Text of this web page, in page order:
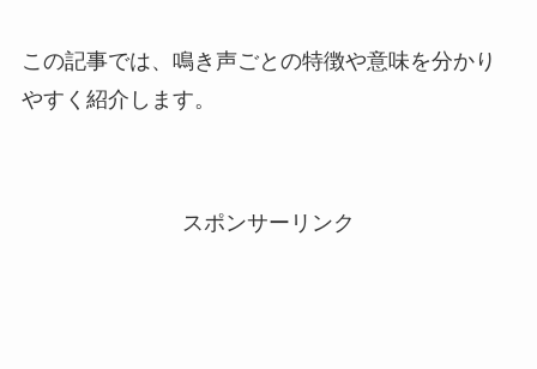
この記事では、鳴き声ごとの特徴や意味を分かり
やすく紹介します。
スポンサーリンク